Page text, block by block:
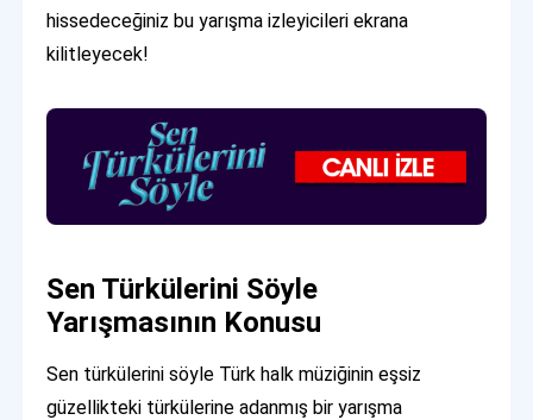
hissedeceğiniz bu yarışma izleyicileri ekrana
kilitleyecek!
Sen Türkülerini Söyle
Yarışmasının Konusu
Sen türkülerini söyle Türk halk müziğinin eşsiz
güzellikteki türkülerine adanmış bir yarışma